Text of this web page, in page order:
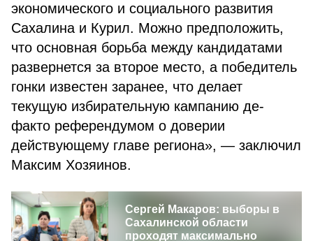
экономического и социального развития
Сахалина и Курил. Можно предположить,
что основная борьба между кандидатами
развернется за второе место, а победитель
гонки известен заранее, что делает
текущую избирательную кампанию де-
факто референдумом о доверии
действующему главе региона», — заключил
Максим Хозяинов.
Сергей Макаров: выборы в
Сахалинской области
проходят максимально